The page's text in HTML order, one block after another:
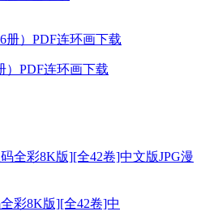
）PDF连环画下载
彩8K版][全42卷]中